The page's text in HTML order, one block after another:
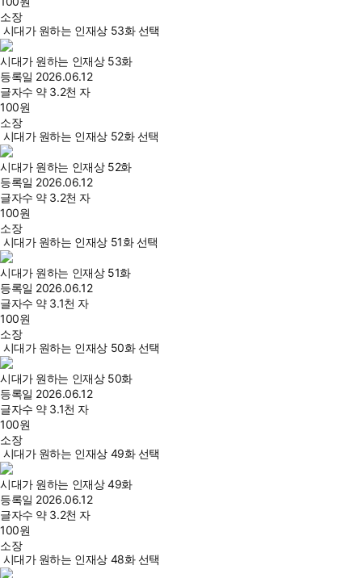
소장
시대가 원하는 인재상 53화 선택
시대가 원하는 인재상 53화
등록일 2026.06.12
글자수 약 3.2천 자
100원
소장
시대가 원하는 인재상 52화 선택
시대가 원하는 인재상 52화
등록일 2026.06.12
글자수 약 3.2천 자
100원
소장
시대가 원하는 인재상 51화 선택
시대가 원하는 인재상 51화
등록일 2026.06.12
글자수 약 3.1천 자
100원
소장
시대가 원하는 인재상 50화 선택
시대가 원하는 인재상 50화
등록일 2026.06.12
글자수 약 3.1천 자
100원
소장
시대가 원하는 인재상 49화 선택
시대가 원하는 인재상 49화
등록일 2026.06.12
글자수 약 3.2천 자
100원
소장
시대가 원하는 인재상 48화 선택